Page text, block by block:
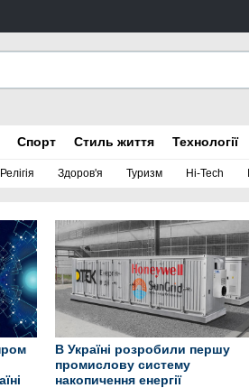
Релігія Здоров'я Туризм Hi-Tech
Спорт Стиль життя Технології
В Україні розробили першу
промислову систему
накопичення енергії